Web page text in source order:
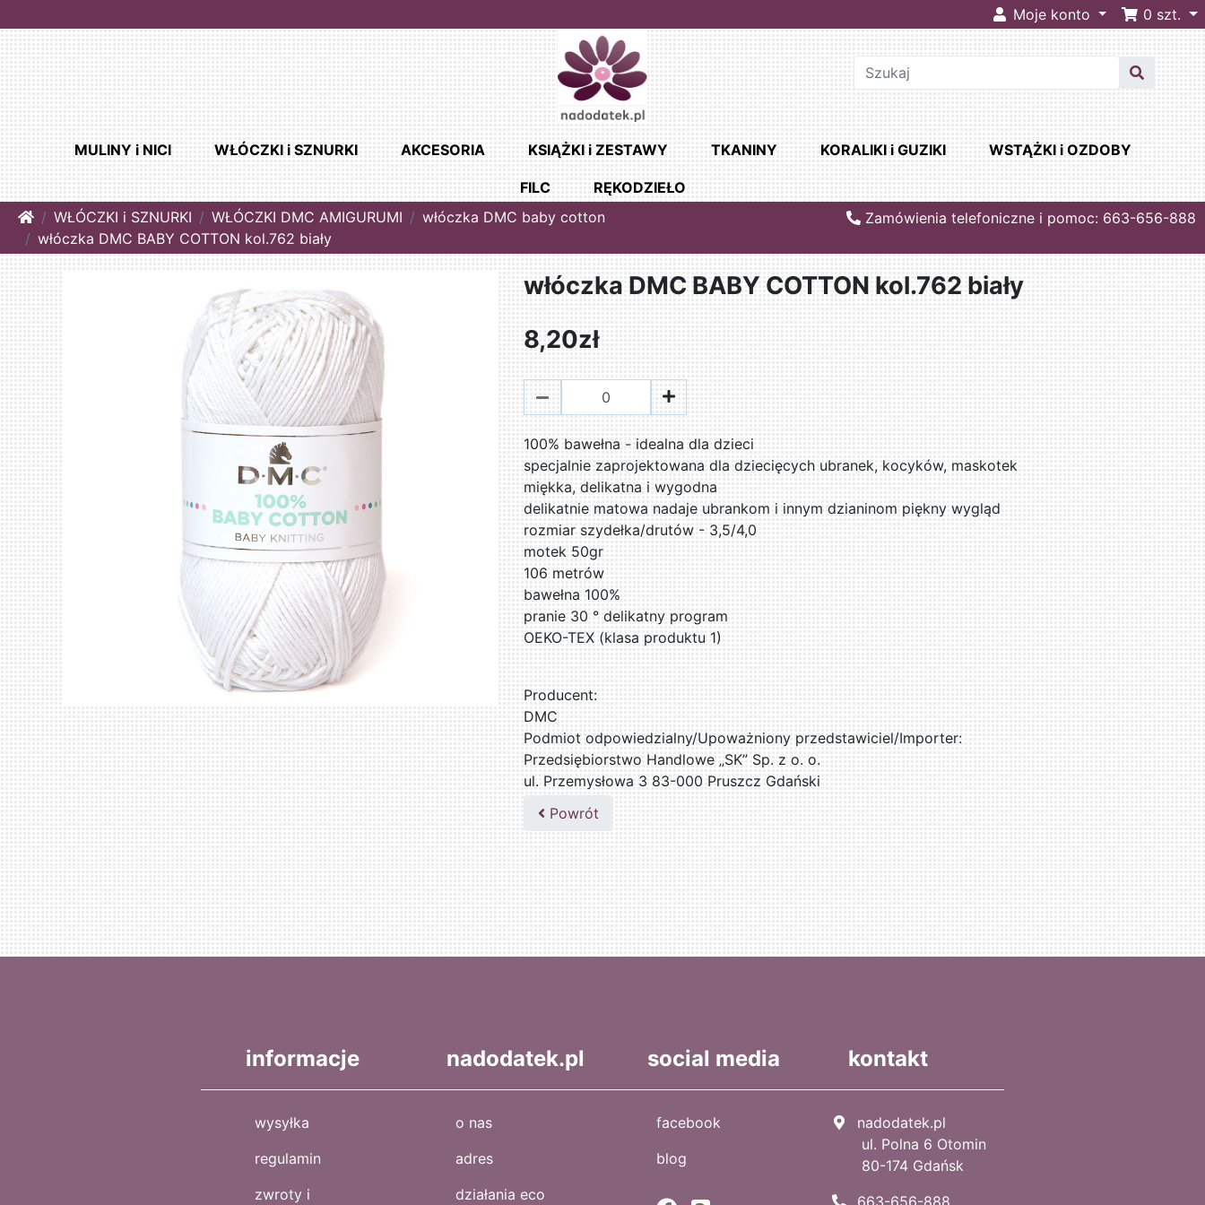
Moje konto 0 szt.
MULINY i NICI WŁÓCZKI i SZNURKI AKCESORIA KSIĄŻKI i ZESTAWY TKANINY KORALIKI i GUZIKI WSTĄŻKI i OZDOBY
FILC
RĘKODZIEŁO
HomeWŁÓCZKI i SZNURKI WŁÓCZKI DMC AMIGURUMI
włóczka DMC baby cotton
włóczka DMC BABY COTTON kol.762 biały
Zamówienia telefoniczne i pomoc: 663-656-888
włóczka DMC BABY COTTON kol.762 biały
8,20zł
100% bawełna - idealna dla dzieci
specjalnie zaprojektowana dla dziecięcych ubranek, kocyków, maskotek
miękka, delikatna i wygodna
delikatnie matowa nadaje ubrankom i innym dzianinom piękny wygląd
rozmiar szydełka/drutów - 3,5/4,0
motek 50gr
106 metrów
bawełna 100%
pranie 30 ° delikatny program
OEKO-TEX (klasa produktu 1)
Producent:
DMC
Podmiot odpowiedzialny/Upoważniony przedstawiciel/Importer:
Przedsiębiorstwo Handlowe „SK” Sp. z o. o.
ul. Przemysłowa 3 83-000 Pruszcz Gdański
509076255
Powrót
informacje
wysyłka
regulamin
zwroty i
nadodatek.pl
o nas
adres
działania eco
social media
facebook
blog
kontakt
nadodatek.pl
ul. Polna 6 Otomin
80-174 Gdańsk